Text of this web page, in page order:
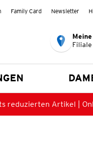
Family Card Newsletter
reduzierten Artikel |